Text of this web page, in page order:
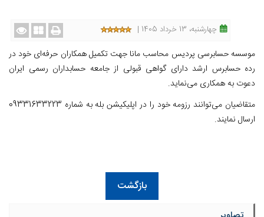
چهارشنبه، 13 خرداد 1405 |
موسسه حسابرسی پردیس محاسب مانا جهت تکمیل همکاران حرفه‌ای خود در
رده حسابرس ارشد دارای گواهی قبولی از جامعه حسابداران رسمی ایران
دعوت به همکاری می‌نماید.
متقاضیان می‌توانند رزومه خود را در اپلیکیشن بله به شماره 09331633223
ارسال نمایند.
بازگشت